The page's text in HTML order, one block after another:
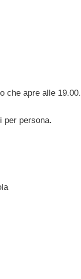
che apre alle 19.00.
per persona.